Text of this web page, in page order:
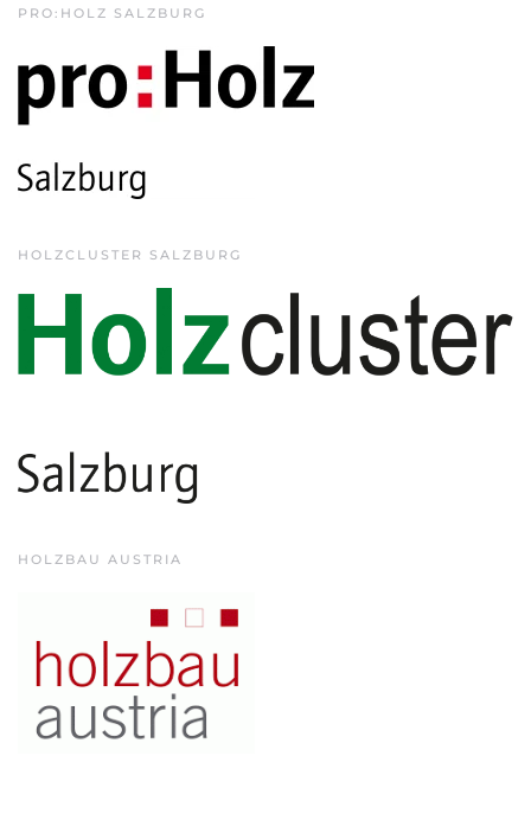
PRO:HOLZ SALZBURG
HOLZCLUSTER SALZBURG
HOLZBAU AUSTRIA